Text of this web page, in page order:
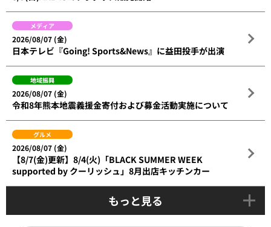
メディア
2026/08/07 (金)
日本テレビ『Going! Sports&News』に益田投手が出演
地域振興
2026/08/07 (金)
令和8年熊本地震義援金寄付および募金活動実施について
グルメ
2026/08/07 (金)
【8/7(金)更新】8/4(火)「BLACK SUMMER WEEK
supported by クーリッシュ」8月出店キッチンカー
もっと見る